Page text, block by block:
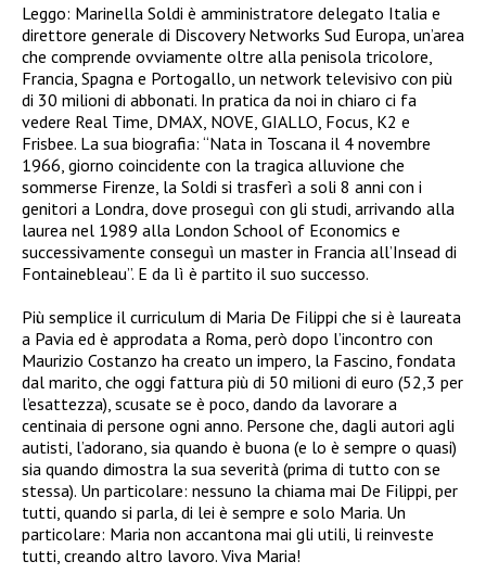
Leggo: Marinella Soldi è amministratore delegato Italia e
direttore generale di Discovery Networks Sud Europa, un’area
che comprende ovviamente oltre alla penisola tricolore,
Francia, Spagna e Portogallo, un network televisivo con più
di 30 milioni di abbonati. In pratica da noi in chiaro ci fa
vedere Real Time, DMAX, NOVE, GIALLO, Focus, K2 e
Frisbee. La sua biografia: “Nata in Toscana il 4 novembre
1966, giorno coincidente con la tragica alluvione che
sommerse Firenze, la Soldi si trasferì a soli 8 anni con i
genitori a Londra, dove proseguì con gli studi, arrivando alla
laurea nel 1989 alla London School of Economics e
successivamente conseguì un master in Francia all’Insead di
Fontainebleau”. E da lì è partito il suo successo.
Più semplice il curriculum di Maria De Filippi che si è laureata
a Pavia ed è approdata a Roma, però dopo l’incontro con
Maurizio Costanzo ha creato un impero, la Fascino, fondata
dal marito, che oggi fattura più di 50 milioni di euro (52,3 per
l’esattezza), scusate se è poco, dando da lavorare a
centinaia di persone ogni anno. Persone che, dagli autori agli
autisti, l’adorano, sia quando è buona (e lo è sempre o quasi)
sia quando dimostra la sua severità (prima di tutto con se
stessa). Un particolare: nessuno la chiama mai De Filippi, per
tutti, quando si parla, di lei è sempre e solo Maria. Un
particolare: Maria non accantona mai gli utili, li reinveste
tutti, creando altro lavoro. Viva Maria!